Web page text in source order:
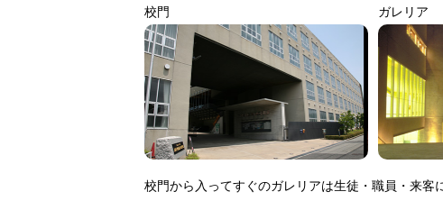
校門 ガレリア
校門から入ってすぐのガレリアは生徒・職員・来客